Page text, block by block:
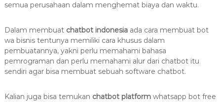
semua perusahaan dalam menghemat biaya dan waktu.
Dalam membuat chatbot indonesiaada cara membuat bot
wa bisnis tentunya memiliki cara khusus dalam
pembuatannya, yakni perlu memahami bahasa
pemrograman dan perlu memahami alur dari chatbot itu
sendiri agar bisa membuat sebuah software chatbot.
Kalian juga bisa temukan chatbot platformwhatsapp bot free